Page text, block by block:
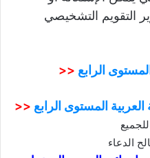
التقويم التشخيصي
الرابع <<
المستوى الرابع <<
الدعاء